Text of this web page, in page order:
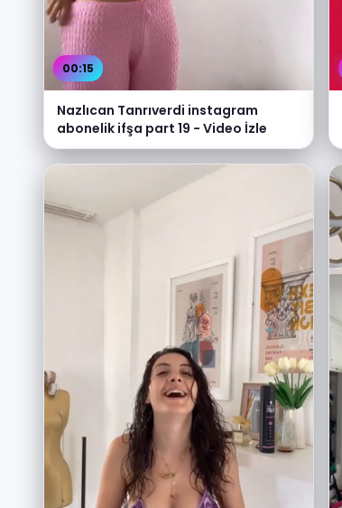
00:15
Nazlıcan Tanrıverdi instagram
abonelik ifşa part 19 - Video İzle